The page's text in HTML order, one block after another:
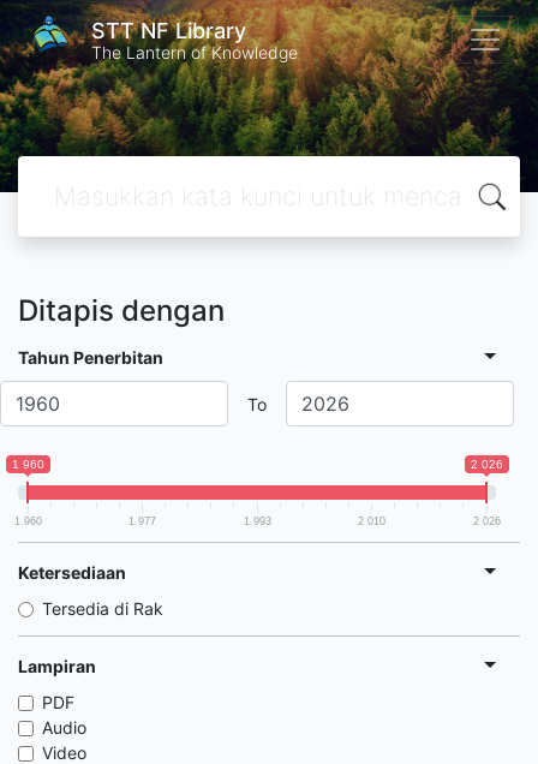
STT NF Library
The Lantern of Knowledge
Ditapis dengan
Tahun Penerbitan
To
1 960 2 026
1 960 1 977 1 993 2 010 2 026
Ketersediaan
Tersedia di Rak
Lampiran
PDF
Audio
Video